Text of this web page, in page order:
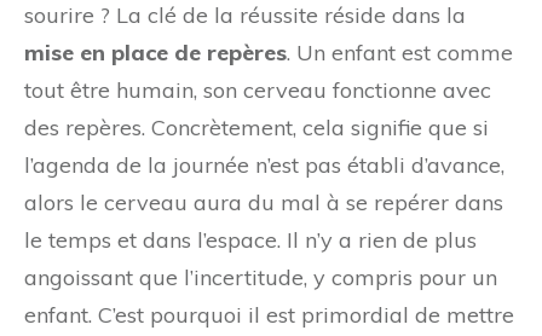
sourire ? La clé de la réussite réside dans la
mise en place de repères. Un enfant est comme
tout être humain, son cerveau fonctionne avec
des repères. Concrètement, cela signifie que si
l’agenda de la journée n’est pas établi d’avance,
alors le cerveau aura du mal à se repérer dans
le temps et dans l’espace. Il n’y a rien de plus
angoissant que l’incertitude, y compris pour un
enfant. C’est pourquoi il est primordial de mettre